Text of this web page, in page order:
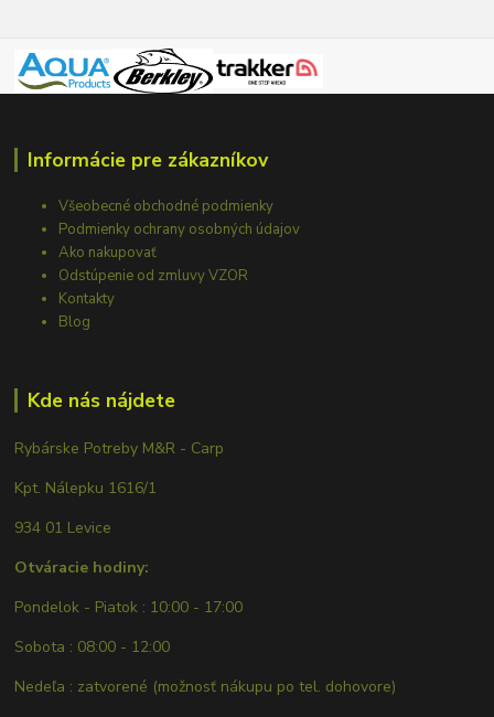
Informácie pre zákazníkov
Všeobecné obchodné podmienky
Podmienky ochrany osobných údajov
Ako nakupovať
Odstúpenie od zmluvy VZOR
Kontakty
Blog
Kde nás nájdete
Rybárske Potreby M&R - Carp
Kpt. Nálepku 1616/1
934 01 Levice
Otváracie hodiny:
Pondelok - Piatok : 10:00 - 17:00
Sobota : 08:00 - 12:00
Nedeľa : zatvorené (možnosť nákupu po tel. dohovore)